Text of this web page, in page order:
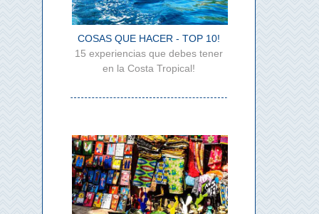
COSAS QUE HACER - TOP 10!
15 experiencias que debes tener
en la Costa Tropical!